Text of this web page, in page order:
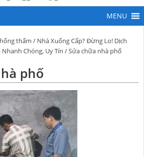
thấm / Nhà Xuống Cấp? Đừng Lo! Dịch
Chóng, Uy Tín / Sửa chữa nhà phố
phố